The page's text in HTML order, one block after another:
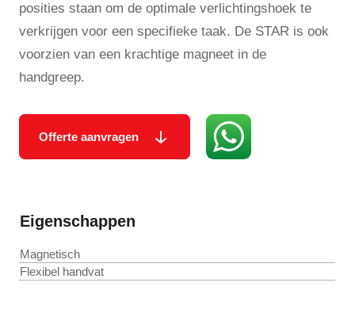
posities staan om de optimale verlichtingshoek te
verkrijgen voor een specifieke taak. De STAR is ook
voorzien van een krachtige magneet in de
handgreep.
Offerte aanvragen
Eigenschappen
Magnetisch
Flexibel handvat